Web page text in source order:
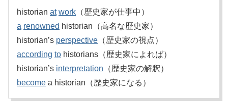
historian at work （歴史家が仕事中）
a renowned historian（高名な歴史家）
historian’s perspective （歴史家の視点）
according to historians（歴史家によれば）
historian’s interpretation （歴史家の解釈）
become a historian（歴史家になる）